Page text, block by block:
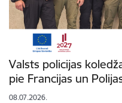
Valsts policijas
pie Francijas un
08.07.2026.